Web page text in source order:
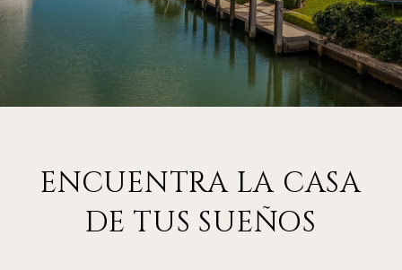
ENCUENTRA LA CASA
DE TUS SUEÑOS